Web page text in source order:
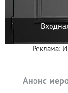
Реклама:
Анонс